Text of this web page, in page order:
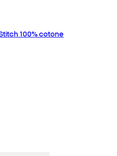
100% cotone